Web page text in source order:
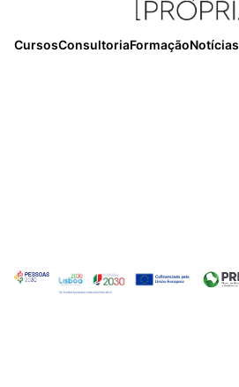
CursosConsultoriaFormaçãoNotícias